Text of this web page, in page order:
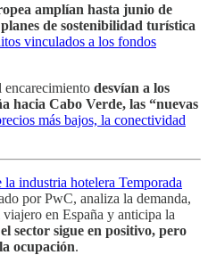
amplían hasta junio de
de sostenibilidad turística
vinculados a los fondos
desvían a los
hacia Cabo Verde, las “nuevas
más bajos, la conectividad
industria hotelera Temporada
por PwC, analiza la demanda,
en España y anticipa la
el sector sigue en positivo, pero
ocupación.